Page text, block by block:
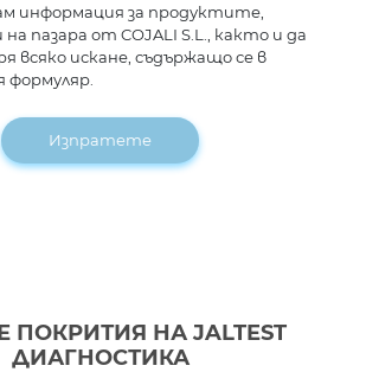
информация за продуктите,
на пазара от COJALI S.L., както и да
всяко искане, съдържащо се в
Изпратете
ПОКРИТИЯ НА JALTEST
ДИАГНОСТИКА